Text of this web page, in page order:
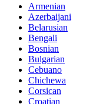
Armenian
Azerbaijani
Belarusian
Bengali
Bosnian
Bulgarian
Cebuano
Chichewa
Corsican
Croatian